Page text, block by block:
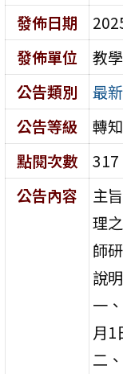
發佈日期
發佈單位
教
公告類別
最
公告等級
轉知
點閱次數
317
公告內容
主
理
師
說明
一
月1
二